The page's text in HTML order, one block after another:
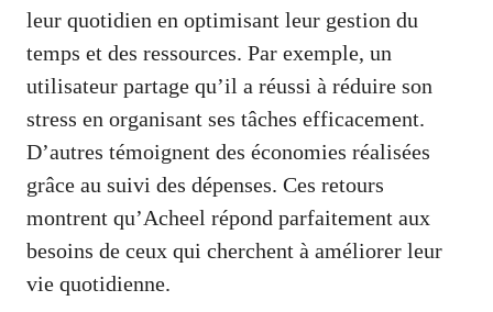
leur quotidien en optimisant leur gestion du
temps et des ressources. Par exemple, un
utilisateur partage qu’il a réussi à réduire son
stress en organisant ses tâches efficacement.
D’autres témoignent des économies réalisées
grâce au suivi des dépenses. Ces retours
montrent qu’Acheel répond parfaitement aux
besoins de ceux qui cherchent à améliorer leur
vie quotidienne.